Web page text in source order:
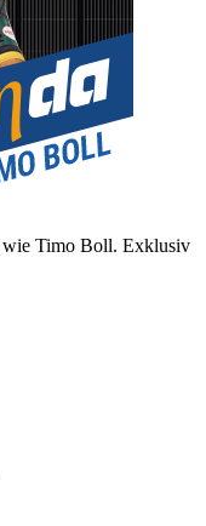
wie Timo Boll. Exklusiv